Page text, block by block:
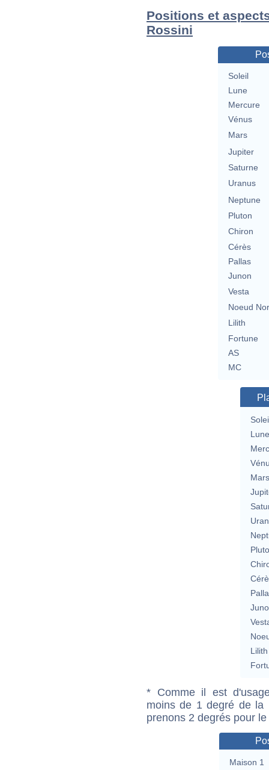
Positions et
Rossini
Soleil
Lune
Mercure
Vénus
Mars
Jupiter
Saturne
Uranus
Neptune
Pluton
Chiron
Cérès
Pallas
Junon
Vesta
Noeud
Lilith
Fortune
AS
MC
Lune
Mars
Lilith
* Comme il est
moins de 1 degré de la
prenons 2 degrés pour
Maison 1